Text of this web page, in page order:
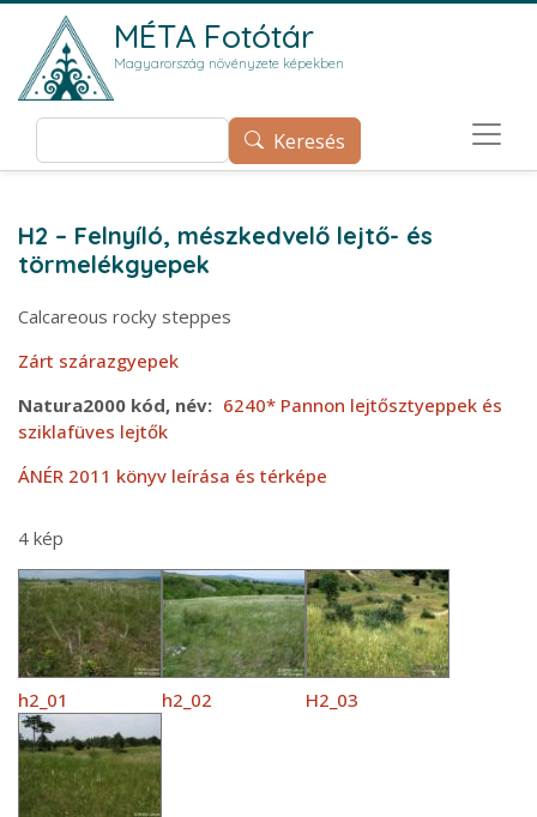
Ugrás a tartalomra
MÉTA Fotótár
Magyarország növényzete képekben
Keresés Keresés
H2 – Felnyíló, mészkedvelő lejtő- és
törmelékgyepek
Calcareous rocky steppes
Zárt szárazgyepek
Natura2000 kód, név
6240* Pannon lejtősztyeppek és
sziklafüves lejtők
ÁNÉR 2011 könyv leírása és térképe
4 kép
h2_01 h2_02 H2_03